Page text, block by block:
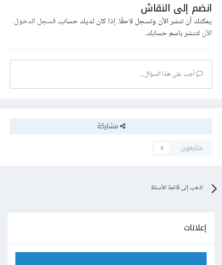
انضم إلى النقاش
يمكنك أن تنشر الآن وتسجل لاحقًا. إذا كان لديك حساب،فسجل الدخول
الآنلتنشر باسم حسابك.
أجب على هذا السؤال...
مشاركة
متابعون
0
اذهب إلى قائمة الأسئلة
إعلانات